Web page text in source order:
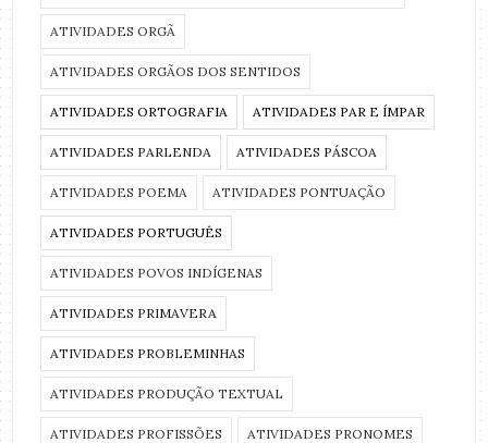
ATIVIDADES ORGÃ
ATIVIDADES ORGÃOS DOS SENTIDOS
ATIVIDADES ORTOGRAFIA ATIVIDADES PAR E ÍMPAR
ATIVIDADES PARLENDA ATIVIDADES PÁSCOA
ATIVIDADES POEMA ATIVIDADES PONTUAÇÃO
ATIVIDADES PORTUGUÊS
ATIVIDADES POVOS INDÍGENAS
ATIVIDADES PRIMAVERA
ATIVIDADES PROBLEMINHAS
ATIVIDADES PRODUÇÃO TEXTUAL
ATIVIDADES PROFISSÕES ATIVIDADES PRONOMES